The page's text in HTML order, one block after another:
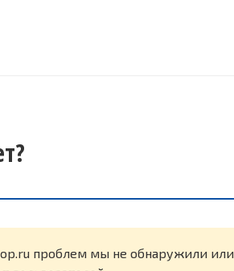
проблем мы не обнаружили или